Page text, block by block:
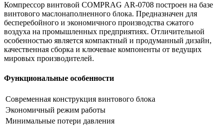
Компрессор винтовой COMPRAG АR-0708 построен на базе
винтового маслонаполненного блока. Предназначен для
бесперебойного и экономичного производства сжатого
воздуха на промышленных предприятиях. Отличительной
особенностью является компактный и продуманный дизайн,
качественная сборка и ключевые компоненты от ведущих
мировых производителей.
Функциональные особенности
Современная конструкция винтового блока
Экономичный режим работы
Минимальные потери давления